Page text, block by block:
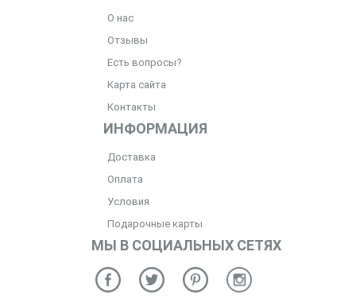
О нас
Отзывы
Есть вопросы?
Карта сайта
Контакты
ИНФОРМАЦИЯ
Доставка
Оплата
Условия
Подарочные карты
МЫ В СОЦИАЛЬНЫХ СЕТЯХ